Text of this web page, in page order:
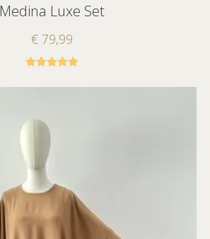
Medina Luxe Set
€79,99